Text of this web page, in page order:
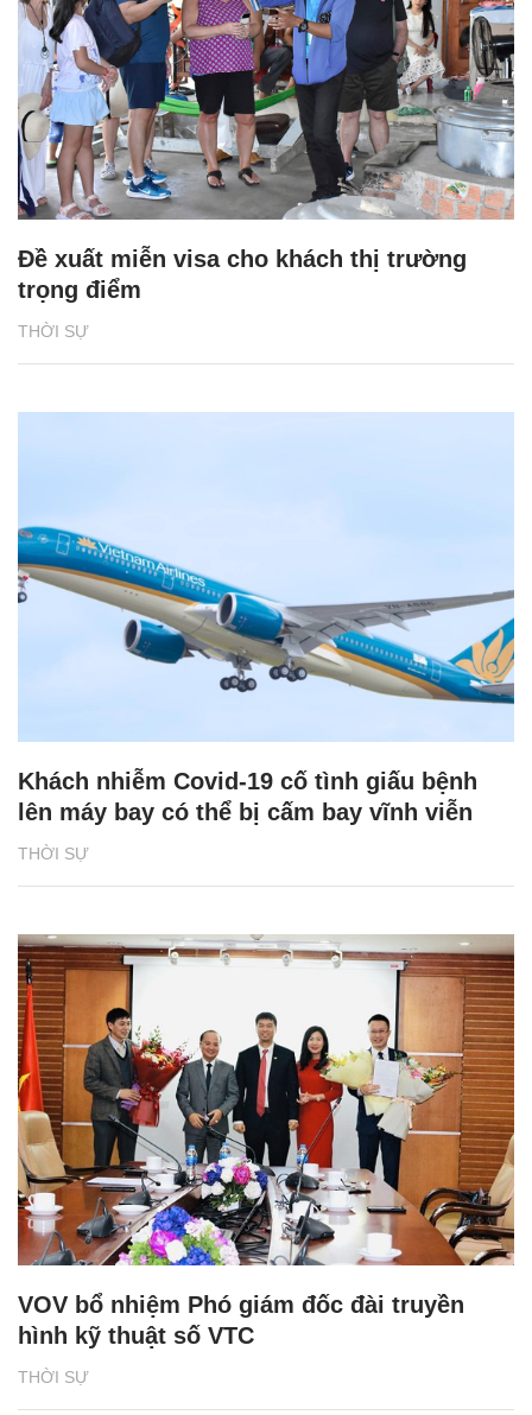
THỜI SỰ
Đề xuất miễn visa cho khách thị trường
trọng điểm
THỜI SỰ
Khách nhiễm Covid-19 cố tình giấu bệnh
lên máy bay có thể bị cấm bay vĩnh viễn
THỜI SỰ
VOV bổ nhiệm Phó giám đốc đài truyền
hình kỹ thuật số VTC